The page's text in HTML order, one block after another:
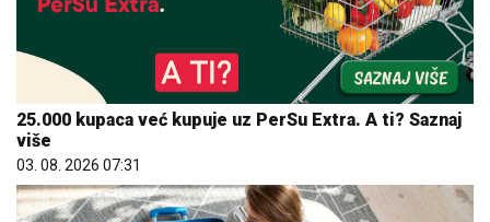
25.000 kupaca već kupuje uz PerSu Extra. A ti? Saznaj
više
03. 08. 2026 07:31